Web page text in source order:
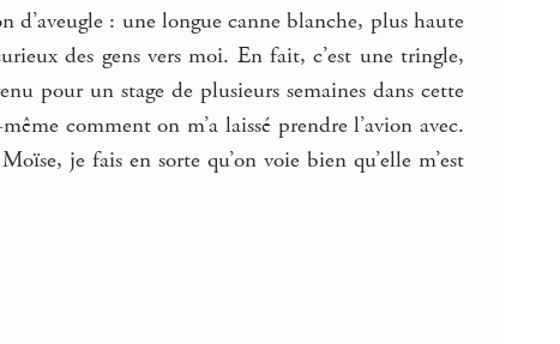
d’aveugle : une longue canne blanche, plus haute
des gens vers moi. En fait, c’est une tringle,
pour un stage de plusieurs semaines dans cette
comment on m’a laissé prendre l’avion avec.
je fais en sorte qu’on voie bien qu’elle m’est